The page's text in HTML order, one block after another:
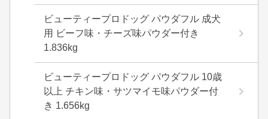
ビューティープロドッグ パウダフル 成犬
用 ビーフ味・チーズ味パウダー付き
1.836kg
ビューティープロドッグ パウダフル 10歳
以上 チキン味・サツマイモ味パウダー付
き 1.656kg